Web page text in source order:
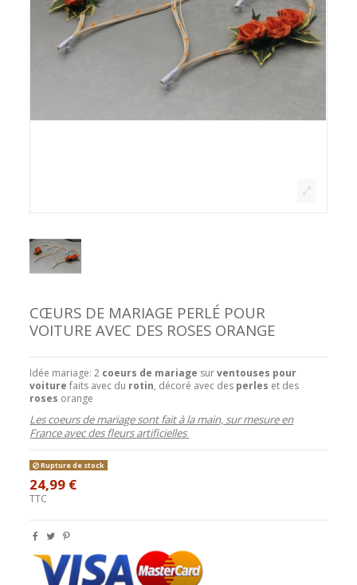
CŒURS DE MARIAGE PERLÉ POUR
VOITURE AVEC DES ROSES ORANGE
Idée mariage: 2 coeurs de mariage surventouses pour
voiturefaits avec du rotin, décoré avec des perles et des
roses orange
Les coeurs de mariage sont fait à la main, sur mesure en
France avec des fleurs artificielles
Rupture de stock
24,99 €
TTC